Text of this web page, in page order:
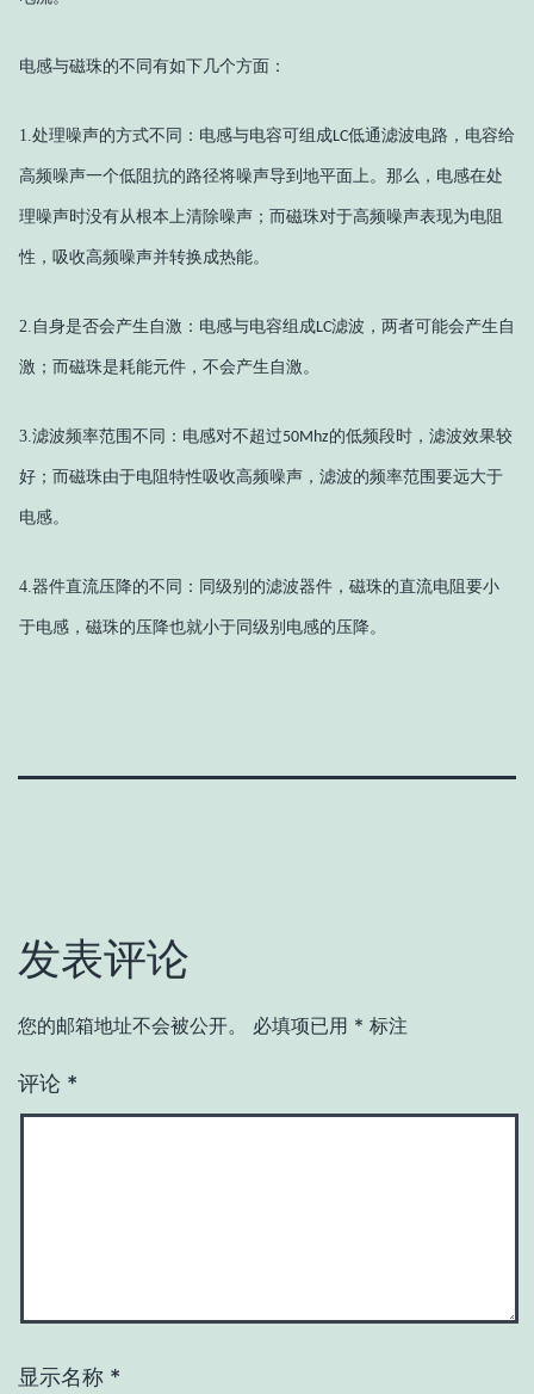
电感与磁珠的不同有如下几个方面：
1.处理噪声的方式不同：电感与电容可组成LC低通滤波电路，电容给
高频噪声一个低阻抗的路径将噪声导到地平面上。那么，电感在处
理噪声时没有从根本上清除噪声；而磁珠对于高频噪声表现为电阻
性，吸收高频噪声并转换成热能。
2. 自身是否会产生自激：电感与电容组成LC滤波，两者可能会产生自
激；而磁珠是耗能元件，不会产生自激。
3.滤波频率范围不同：电感对不超过50Mhz的低频段时，滤波效果较
好；而磁珠由于电阻特性吸收高频噪声，滤波的频率范围要远大于
电感。
4.器件直流压降的不同：同级别的滤波器件，磁珠的直流电阻要小
于电感，磁珠的压降也就小于同级别电感的压降。
发表评论
您的邮箱地址不会被公开。 必填项已用 * 标注
评论 *
显示名称 *